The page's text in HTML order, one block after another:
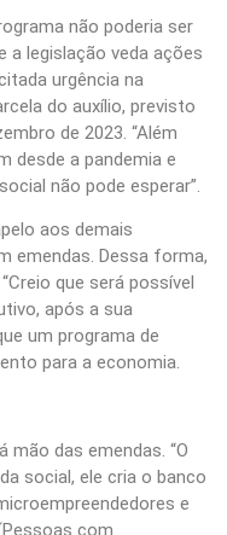
não poderia ser
a legislação veda ações
urgência na
do auxílio, previsto
de 2023. “Além
desde a pandemia e
não pode esperar”.
aos demais
emendas. Dessa forma,
que será possível
após a sua
um programa de
para a economia.
mão das emendas. “O
social, ele cria o banco
e
com